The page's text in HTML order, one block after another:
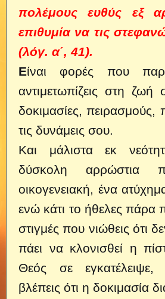
πολέμους ευθύς εξ
επιθυμία να τις
(λόγ. α΄, 41).
Είναι φορές που
αντιμετωπίζεις στη ζωή
δοκιμασίες,
τις δυνάμεις σου.
Και μάλιστα εκ
δύσκολη αρρώστια
οικογενειακή, ένα
ενώ κάτι το ήθελες πάρα
στιγμές που νιώθεις ότι
πάει να κλονισθεί η
Θεός σε εγκατέλειψε,
βλέπεις ότι η δοκιμασία